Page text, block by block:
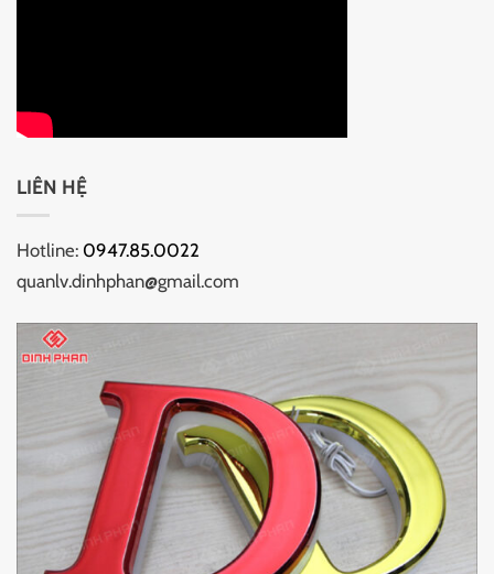
LIÊN HỆ
Hotline: 0947.85.0022
quanlv.dinhphan@gmail.com